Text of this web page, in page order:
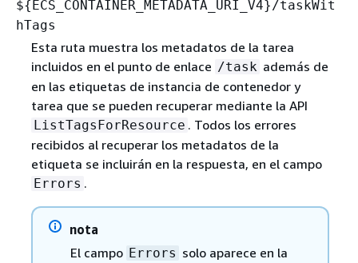
${ECS_CONTAINER_METADATA_URI_V4}/taskWit
hTags
Esta ruta muestra los metadatos de la tarea
incluidos en el punto de enlace /task además de
en las etiquetas de instancia de contenedor y
tarea que se pueden recuperar mediante la API
ListTagsForResource . Todos los errores
recibidos al recuperar los metadatos de la
etiqueta se incluirán en la respuesta, en el campo
Errors .
nota
El campo Errors solo aparece en la